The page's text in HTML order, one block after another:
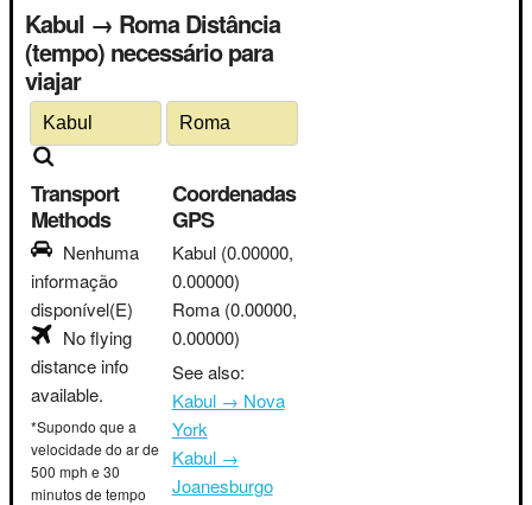
Kabul → Roma Distância
(tempo) necessário para
viajar
Transport
Methods
Nenhuma
informação
disponível(E)
No flying
distance info
available.
*Supondo que a
velocidade do ar de
500 mph e 30
minutos de tempo
Coordenadas
GPS
Kabul (0.00000,
0.00000)
Roma (0.00000,
0.00000)
See also:
Kabul → Nova
York
Kabul →
Joanesburgo